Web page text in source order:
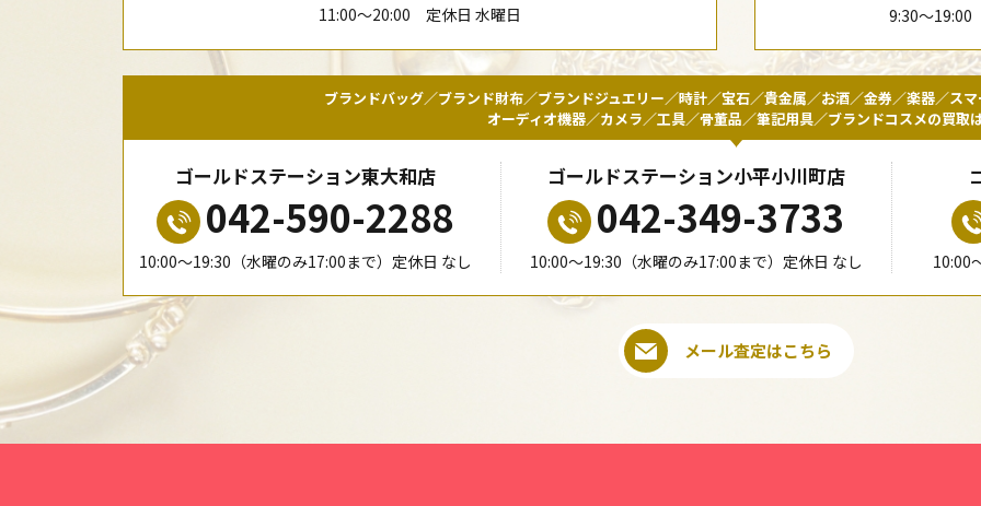
11:00〜20:00 定休日 水曜日 9:30〜19:00
ブランドバッグ／ブランド財布／ブランドジュエリー／時計／宝石／貴金属／お酒／金券／楽器／ス
オーディオ機器／カメラ／工具／骨董品／筆記用具／ブランドコスメの買取
ゴールドステーション東大和店
042-590-2288
10:00〜19:30（水曜のみ17:00まで）定休日 なし
ゴールドステーション小平小川町店
042-349-3733
10:00〜19:30（水曜のみ17:00まで）定休日 なし 10:00
メール査定はこちら